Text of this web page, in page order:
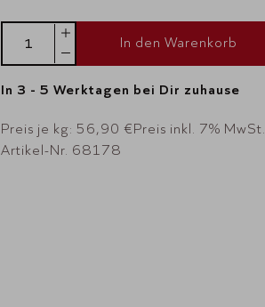
In den Warenkorb
In 3 - 5 Werktagen bei Dir zuhause
Preis je kg: 56,90 €Preis inkl. 7% MwSt.
Artikel-Nr. 68178